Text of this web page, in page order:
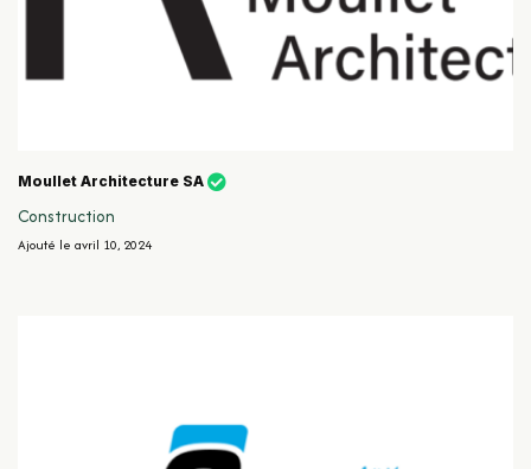
Moullet Architecture SA
Construction
Ajouté le avril 10, 2024